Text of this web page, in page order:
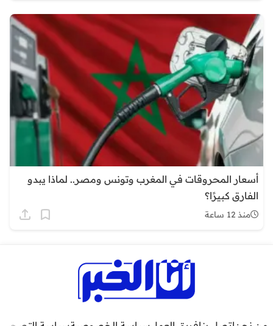
أسعار المحروقات في المغرب وتونس ومصر.. لماذا يبدو
الفارق كبيرًا؟
منذ 12 ساعة